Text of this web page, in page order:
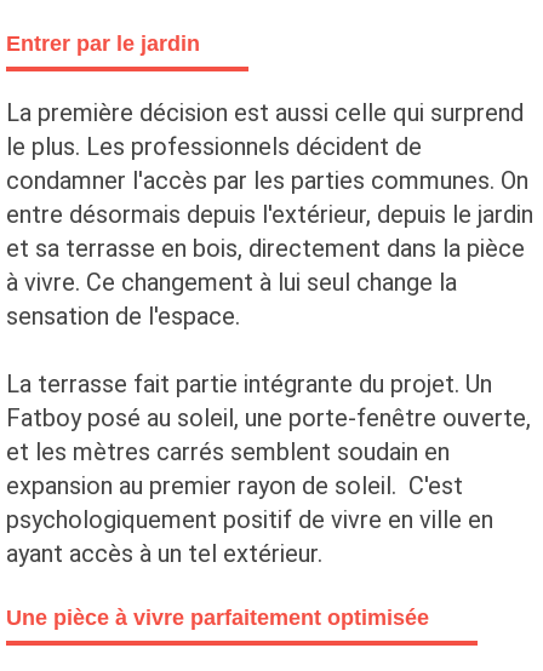
Entrer par le jardin
La première décision est aussi celle qui surprend
le plus. Les professionnels décident de
condamner l'accès par les parties communes. On
entre désormais depuis l'extérieur, depuis le jardin
et sa terrasse en bois, directement dans la pièce
à vivre. Ce changement à lui seul change la
sensation de l'espace.
La terrasse fait partie intégrante du projet. Un
Fatboy posé au soleil, une porte-fenêtre ouverte,
et les mètres carrés semblent soudain en
expansion au premier rayon de soleil. C'est
psychologiquement positif de vivre en ville en
ayant accès à un tel extérieur.
Une pièce à vivre parfaitement optimisée